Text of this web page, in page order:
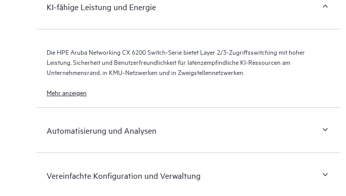
KI-fähige Leistung und Energie
Die HPE Aruba Networking CX 6200 Switch-Serie bietet Layer 2/3-Zugriffsswitching mit hoher
Leistung, Sicherheit und Benutzerfreundlichkeit für latenzempfindliche KI-Ressourcen am
Unternehmensrand, in KMU-Netzwerken und in Zweigstellennetzwerken.
Mehr anzeigen
Automatisierung und Analysen
Vereinfachte Konfiguration und Verwaltung